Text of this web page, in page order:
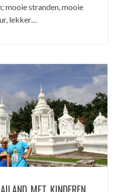
mooie stranden, mooie
lekker…